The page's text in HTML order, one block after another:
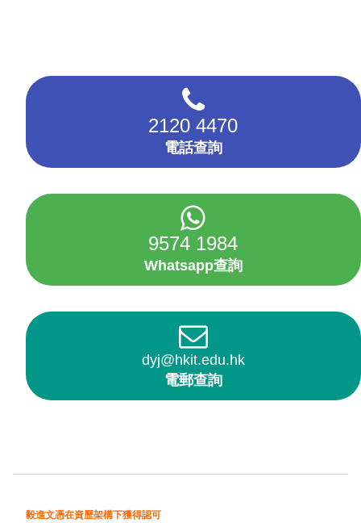
2120 4470
電話查詢
9574 1984
Whatsapp查詢
dyj@hkit.edu.hk
電郵查詢
毅進文憑在資歷架構下獲得認可